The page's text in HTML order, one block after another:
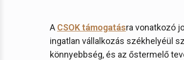
A CSOK támogatásra vonatkozó
ingatlan vállalkozás székhelyéül
könnyebbség, és az őstermelő